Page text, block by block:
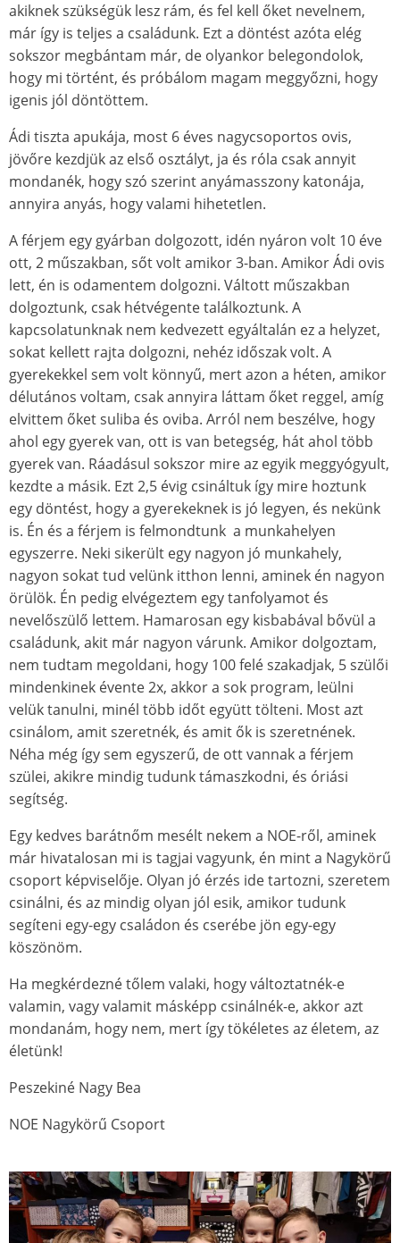
akiknek szükségük lesz rám, és fel kell őket nevelnem,
már így is teljes a családunk. Ezt a döntést azóta elég
sokszor megbántam már, de olyankor belegondolok,
hogy mi történt, és próbálom magam meggyőzni, hogy
igenis jól döntöttem.
Ádi tiszta apukája, most 6 éves nagycsoportos ovis,
jövőre kezdjük az első osztályt, ja és róla csak annyit
mondanék, hogy szó szerint anyámasszony katonája,
annyira anyás, hogy valami hihetetlen.
A férjem egy gyárban dolgozott, idén nyáron volt 10 éve
ott, 2 műszakban, sőt volt amikor 3-ban. Amikor Ádi ovis
lett, én is odamentem dolgozni. Váltott műszakban
dolgoztunk, csak hétvégente találkoztunk. A
kapcsolatunknak nem kedvezett egyáltalán ez a helyzet,
sokat kellett rajta dolgozni, nehéz időszak volt. A
gyerekekkel sem volt könnyű, mert azon a héten, amikor
délutános voltam, csak annyira láttam őket reggel, amíg
elvittem őket suliba és oviba. Arról nem beszélve, hogy
ahol egy gyerek van, ott is van betegség, hát ahol több
gyerek van. Ráadásul sokszor mire az egyik meggyógyult,
kezdte a másik. Ezt 2,5 évig csináltuk így mire hoztunk
egy döntést, hogy a gyerekeknek is jó legyen, és nekünk
is. Én és a férjem is felmondtunk a munkahelyen
egyszerre. Neki sikerült egy nagyon jó munkahely,
nagyon sokat tud velünk itthon lenni, aminek én nagyon
örülök. Én pedig elvégeztem egy tanfolyamot és
nevelőszülő lettem. Hamarosan egy kisbabával bővül a
családunk, akit már nagyon várunk. Amikor dolgoztam,
nem tudtam megoldani, hogy 100 felé szakadjak, 5 szülői
mindenkinek évente 2x, akkor a sok program, leülni
velük tanulni, minél több időt együtt tölteni. Most azt
csinálom, amit szeretnék, és amit ők is szeretnének.
Néha még így sem egyszerű, de ott vannak a férjem
szülei, akikre mindig tudunk támaszkodni, és óriási
segítség.
Egy kedves barátnőm mesélt nekem a NOE-ről, aminek
már hivatalosan mi is tagjai vagyunk, én mint a Nagykörű
csoport képviselője. Olyan jó érzés ide tartozni, szeretem
csinálni, és az mindig olyan jól esik, amikor tudunk
segíteni egy-egy családon és cserébe jön egy-egy
köszönöm.
Ha megkérdezné tőlem valaki, hogy változtatnék-e
valamin, vagy valamit másképp csinálnék-e, akkor azt
mondanám, hogy nem, mert így tökéletes az életem, az
életünk!
Peszekiné Nagy Bea
NOE Nagykörű Csoport